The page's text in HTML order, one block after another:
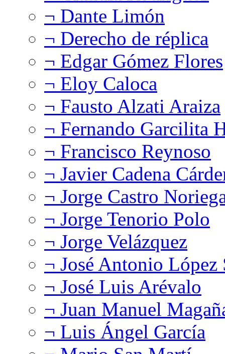
¬ Dante Limón
¬ Derecho de réplica
¬ Edgar Gómez Flores
¬ Eloy Caloca
¬ Fausto Alzati Araiza
¬ Fernando Garcilita
¬ Francisco Reynoso
¬ Javier Cadena
¬ Jorge Castro
¬ Jorge Tenorio Polo
¬ Jorge Velázquez
¬ José Antonio López
¬ José Luis Arévalo
¬ Juan Manuel
¬ Luis Ángel García